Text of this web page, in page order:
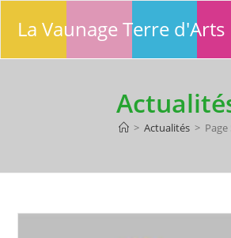
La Vaunage Terre d'Arts
> Actualités > Page